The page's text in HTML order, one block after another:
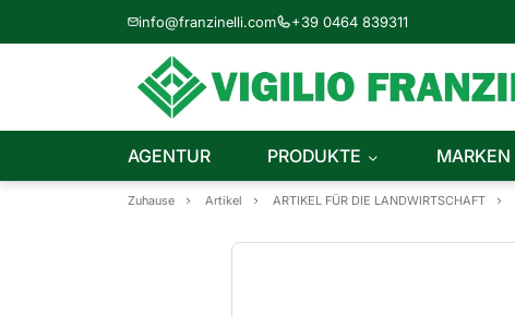
info@franzinelli.com +39 0464 839311
AGENTUR PRODUKTE MARKEN
Zuhause Artikel ARTIKEL FÜR DIE LANDWIRTSCHAFT